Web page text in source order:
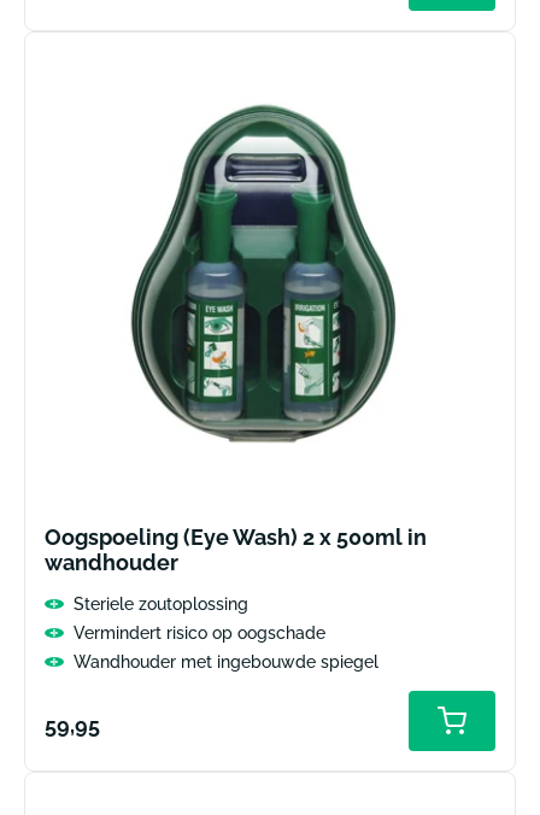
Oogspoeling (Eye Wash) 2 x 500ml in
wandhouder
Steriele zoutoplossing
Vermindert risico op oogschade
Wandhouder met ingebouwde spiegel
Normale
59,95